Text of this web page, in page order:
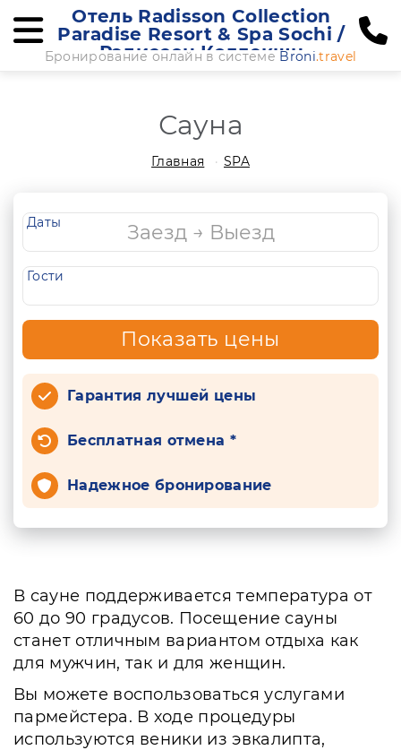
Отель Radisson Collection
Paradise Resort & Spa Sochi /
Рэдиссон Коллекшн
Парадайз Резорт и Спа Сочи
Бронирование онлайн в системе Broni.travel
Сауна
Главная SPA
Даты
Гости
Показать цены
Гарантия лучшей цены
Бесплатная отмена *
Надежное бронирование
В сауне поддерживается температура от
60 до 90 градусов. Посещение сауны
станет отличным вариантом отдыха как
для мужчин, так и для женщин.
Вы можете воспользоваться услугами
пармейстера. В ходе процедуры
используются веники из эвкалипта,